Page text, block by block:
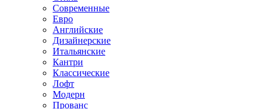
Современные
Евро
Английские
Дизайнерские
Итальянские
Кантри
Классические
Лофт
Модерн
Прованс